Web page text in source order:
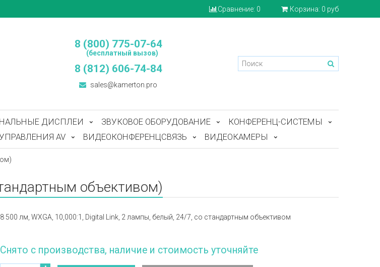
Сравнение: 0 Корзина: 0 руб
8 (800) 775-07-64
(бесплатный вызов)
8 (812) 606-74-84
sales@kamerton.pro
ДИСПЛЕИ ЗВУКОВОЕ ОБОРУДОВАНИЕ
КОНФЕРЕНЦ-СИСТЕМЫ
AV ВИДЕОКОНФЕРЕНЦСВЯЗЬ ВИДЕОКАМЕРЫ
объективом)
8 500 лм, WXGA, 10,000:1, Digital Link, 2 лампы, белый, 24/7, со стандартным объективом
Снято с производства, наличие и стоимость уточняйте